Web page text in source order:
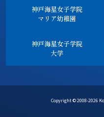
神戸海星女子学院
マリア幼稚園
神戸海星女子学院
大学
Copyright © 2008-2026